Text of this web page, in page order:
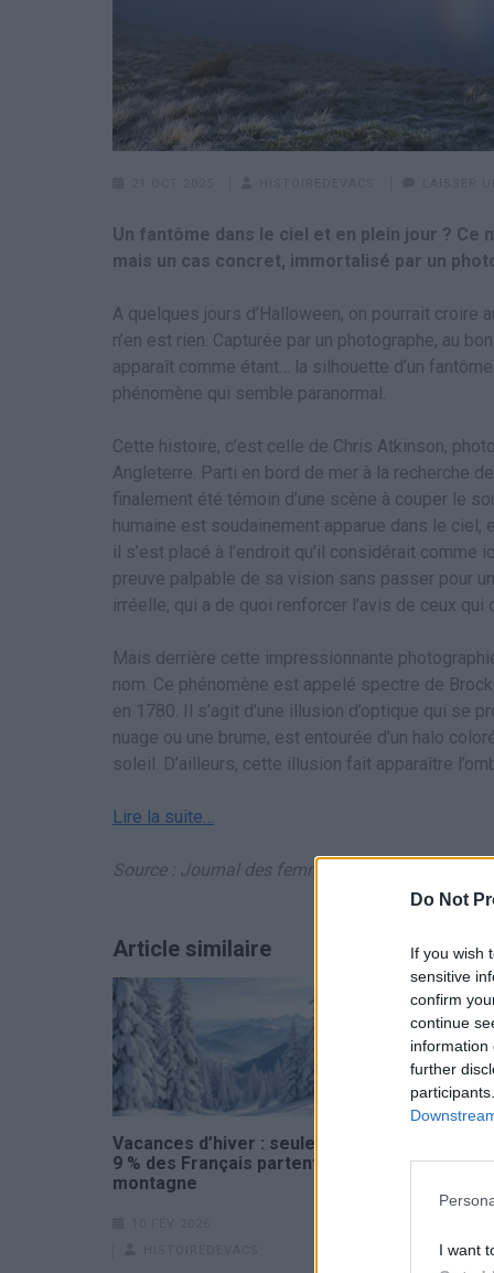
Do Not
If you wish
sensitive
confirm
continue
information
further
I want
Un fantôme dans le ciel et en plein jour ? Ce
mais un cas concret, immortalisé par un
A quelques jours d’Halloween, on pourrait croire
n’en est rien. Capturée par un photographe, au
apparaît comme étant… la silhouette d’un
phénomène qui semble paranormal.
Cette histoire, c’est celle de Chris Atkinson,
Angleterre. Parti en bord de mer à la recherche
finalement été témoin d’une scène à couper le
humaine est soudainement apparue dans le ciel,
il s’est placé à l’endroit qu’il considérait
preuve palpable de sa vision sans passer pour
irréelle, qui a de quoi renforcer l’avis de ceux
Mais derrière cette impressionnante
nom. Ce phénomène est appelé spectre de
en 1780. Il s’agit d’une illusion d’optique qui se
nuage ou une brume, est entourée d’un halo
soleil. D’ailleurs, cette illusion fait apparaître
Lire la suite…
Source : Journal des femmes
Article similaire
Vacances d’hiver : seulement
9 % des Français partent à la
montagne
quels
optimiser
25 NOV 2025